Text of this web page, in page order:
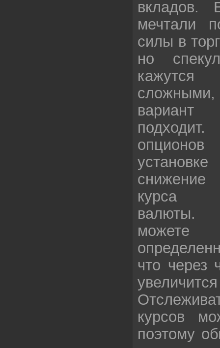
вкладов.
мечтали
силы в
но
вариант
снижение
курса
валюты.
что через
курсов
поэтому